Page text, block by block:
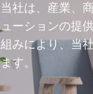
当社は、産業、
ューションの提
組みにより、当
ます。